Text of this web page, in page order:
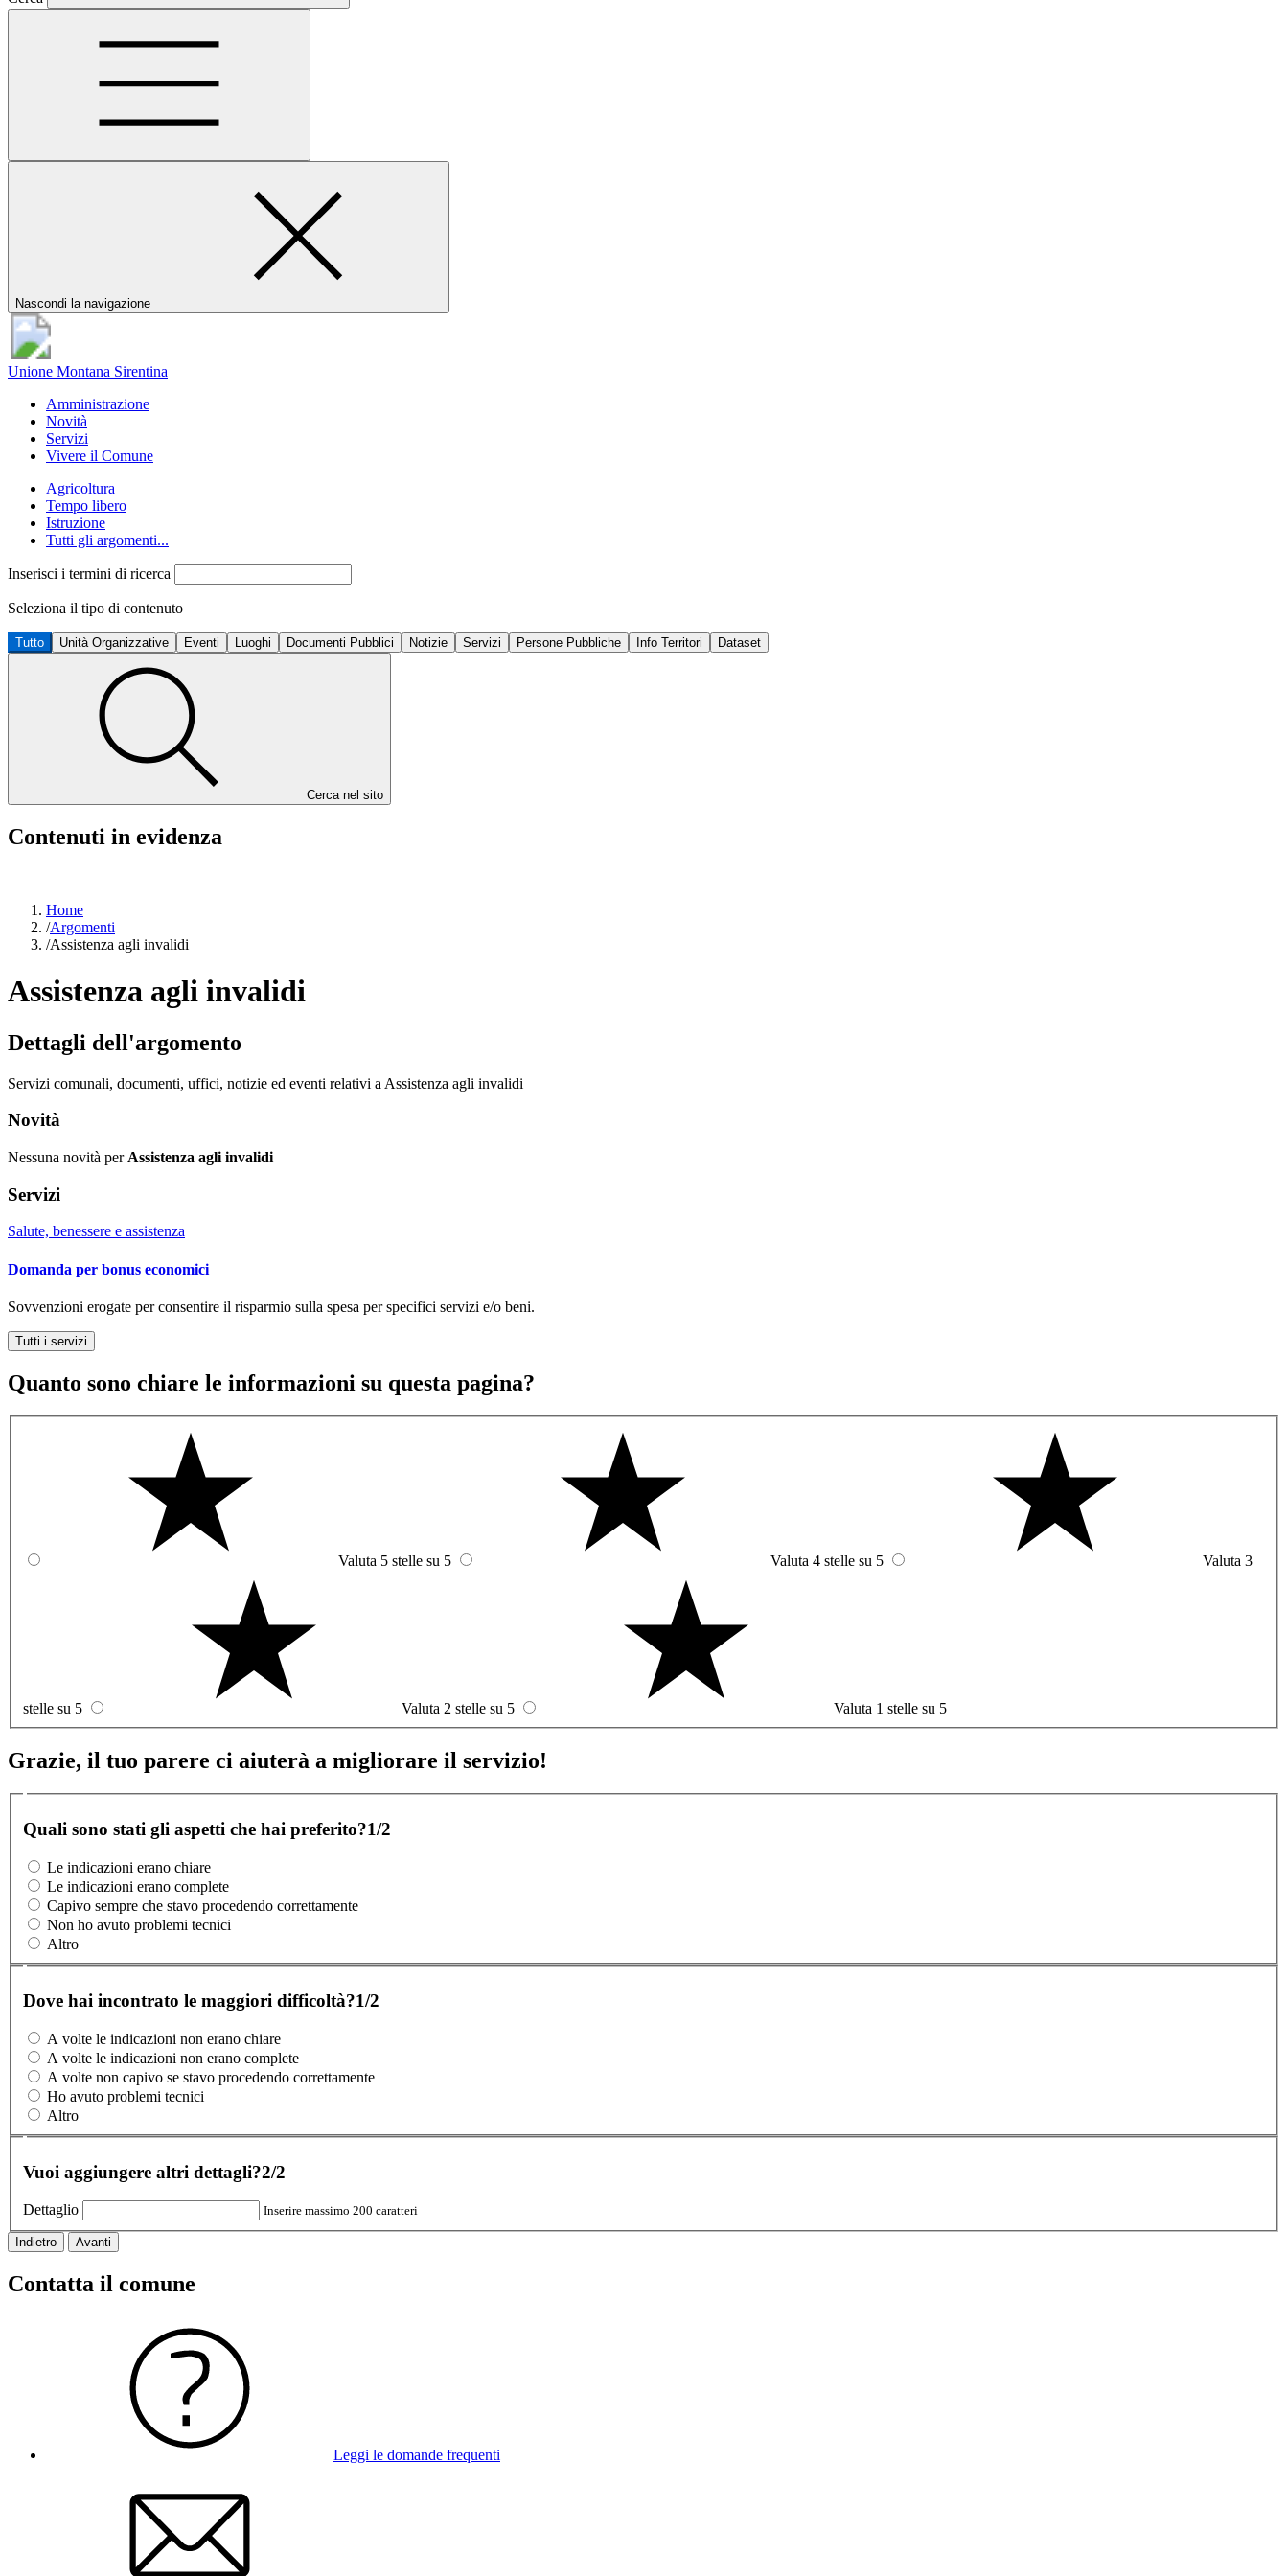
Nascondi la navigazione
Unione Montana Sirentina
Amministrazione
Novità
Servizi
Vivere il Comune
Agricoltura
Tempo libero
Istruzione
Tutti gli argomenti...
Inserisci i termini di ricerca
Seleziona il tipo di contenuto
Tutto Unità Organizzative Eventi Luoghi Documenti Pubblici Notizie Servizi Persone Pubbliche Info Territori Dataset
Cerca nel sito
Contenuti in evidenza
Home
/Argomenti
/Assistenza agli invalidi
Assistenza agli invalidi
Dettagli dell'argomento
Servizi comunali, documenti, uffici, notizie ed eventi relativi a Assistenza agli invalidi
Novità
Nessuna novità per Assistenza agli invalidi
Servizi
Salute, benessere e assistenza
Domanda per bonus economici
Sovvenzioni erogate per consentire il risparmio sulla spesa per specifici servizi e/o beni.
Tutti i servizi
Quanto sono chiare le informazioni su questa pagina?
Valuta 5 stelle su 5 Valuta 4 stelle su 5 Valuta 3
stelle su 5 Valuta 2 stelle su 5 Valuta 1 stelle su 5
Grazie, il tuo parere ci aiuterà a migliorare il servizio!
Quali sono stati gli aspetti che hai preferito?1/2
Le indicazioni erano chiare
Le indicazioni erano complete
Capivo sempre che stavo procedendo correttamente
Non ho avuto problemi tecnici
Altro
Dove hai incontrato le maggiori difficoltà?1/2
A volte le indicazioni non erano chiare
A volte le indicazioni non erano complete
A volte non capivo se stavo procedendo correttamente
Ho avuto problemi tecnici
Altro
Vuoi aggiungere altri dettagli?2/2
Dettaglio Inserire massimo 200 caratteri
Indietro Avanti
Contatta il comune
Leggi le domande frequenti